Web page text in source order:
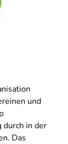
und
durch in der
Das